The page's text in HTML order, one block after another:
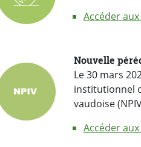
Accéder
Nouvelle
Le 30 mars
institutionnel
vaudoise
Accéder